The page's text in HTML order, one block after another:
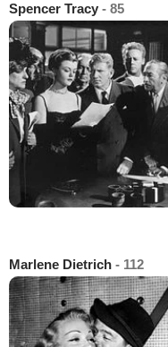
Spencer Tracy - 85
Marlene Dietrich - 112